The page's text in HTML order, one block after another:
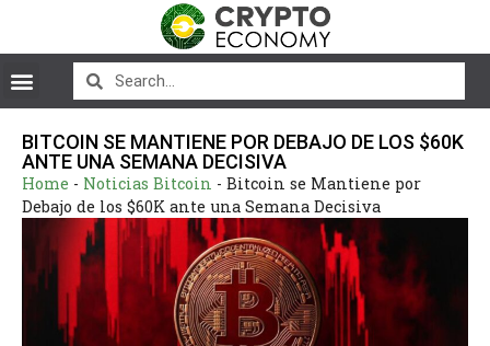
BITCOIN SE MANTIENE POR DEBAJO DE LOS $60K
ANTE UNA SEMANA DECISIVA
Home - Noticias Bitcoin - Bitcoin se Mantiene por
Debajo de los $60K ante una Semana Decisiva